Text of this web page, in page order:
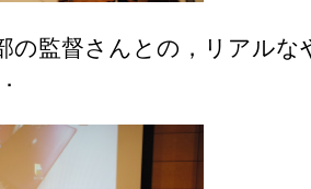
の監督さんとの，リアルな